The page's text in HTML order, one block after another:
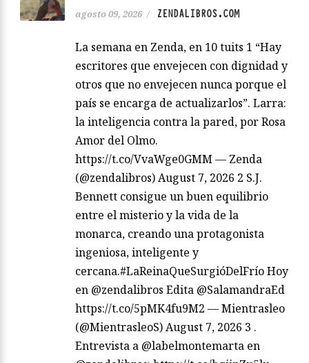
agosto 09, 2026 / ZENDALIBROS.COM
La semana en Zenda, en 10 tuits 1 “Hay
escritores que envejecen con dignidad y
otros que no envejecen nunca porque el
país se encarga de actualizarlos”. Larra:
la inteligencia contra la pared, por Rosa
Amor del Olmo.
https://t.co/VvaWge0GMM — Zenda
(@zendalibros) August 7, 2026 2 S.J.
Bennett consigue un buen equilibrio
entre el misterio y la vida de la
monarca, creando una protagonista
ingeniosa, inteligente y
cercana.#LaReinaQueSurgióDelFrío Hoy
en @zendalibros Edita @SalamandraEd
https://t.co/5pMK4fu9M2 — Mientrasleo
(@MientrasleoS) August 7, 2026 3 .
Entrevista a @labelmontemarta en